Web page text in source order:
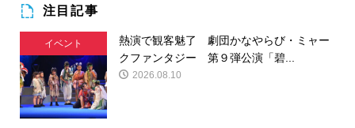
注目記事
イベント
熱演で観客魅了 劇団かなやらび・ミャー
クファンタジー 第９弾公演「碧...
2026.08.10